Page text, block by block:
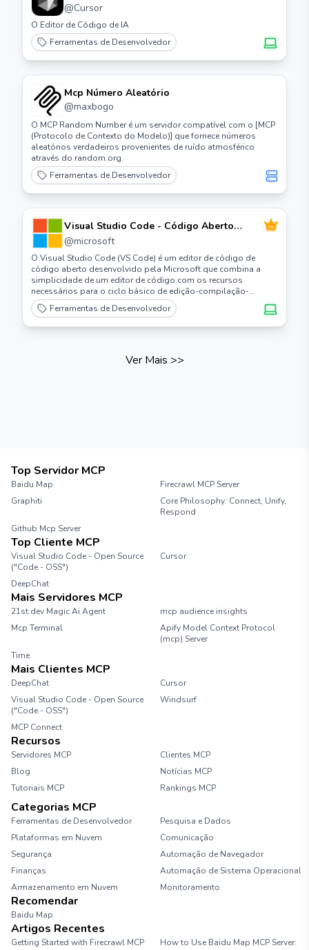
@Cursor
O Editor de Código de IA
Ferramentas de Desenvolvedor
Mcp Número Aleatório
@maxbogo
O MCP Random Number é um servidor compatível com o [MCP
(Protocolo de Contexto do Modelo)] que fornece números
aleatórios verdadeiros provenientes de ruído atmosférico
através do random.org.
Ferramentas de Desenvolvedor
Visual Studio Code - Código Aberto
("Code - OSS")
@microsoft
O Visual Studio Code (VS Code) é um editor de código de
código aberto desenvolvido pela Microsoft que combina a
simplicidade de um editor de código com os recursos
necessários para o ciclo básico de edição-compilação-
debbuging.
Ferramentas de Desenvolvedor
Ver Mais >>
Top Servidor MCP
Baidu Map
Firecrawl MCP Server
Graphiti
Core Philosophy: Connect, Unify,
Respond
Github Mcp Server
Top Cliente MCP
Visual Studio Code - Open Source
("Code - OSS")
Cursor
DeepChat
Mais Servidores MCP
21st.dev Magic Ai Agent
mcp audience insights
Mcp Terminal
Apify Model Context Protocol
(mcp) Server
Time
Mais Clientes MCP
DeepChat
Cursor
Visual Studio Code - Open Source
("Code - OSS")
Windsurf
MCP Connect
Recursos
Servidores MCP
Clientes MCP
Blog
Notícias MCP
Tutoriais MCP
Rankings MCP
Categorias MCP
Ferramentas de Desenvolvedor
Pesquisa e Dados
Plataformas em Nuvem
Comunicação
Segurança
Automação de Navegador
Finanças
Automação de Sistema Operacional
Armazenamento em Nuvem
Monitoramento
Recomendar
Baidu Map
Artigos Recentes
Getting Started with Firecrawl MCP
How to Use Baidu Map MCP Server: